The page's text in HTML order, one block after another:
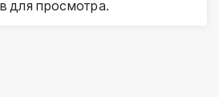
для просмотра.